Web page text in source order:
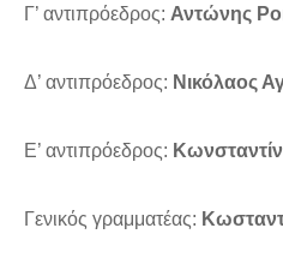
Γ’ αντιπρόεδρος: Αντώνης
Δ’ αντιπρόεδρος: Νικόλαος
E’ αντιπρόεδρος:
Γενικός γραμματέας: